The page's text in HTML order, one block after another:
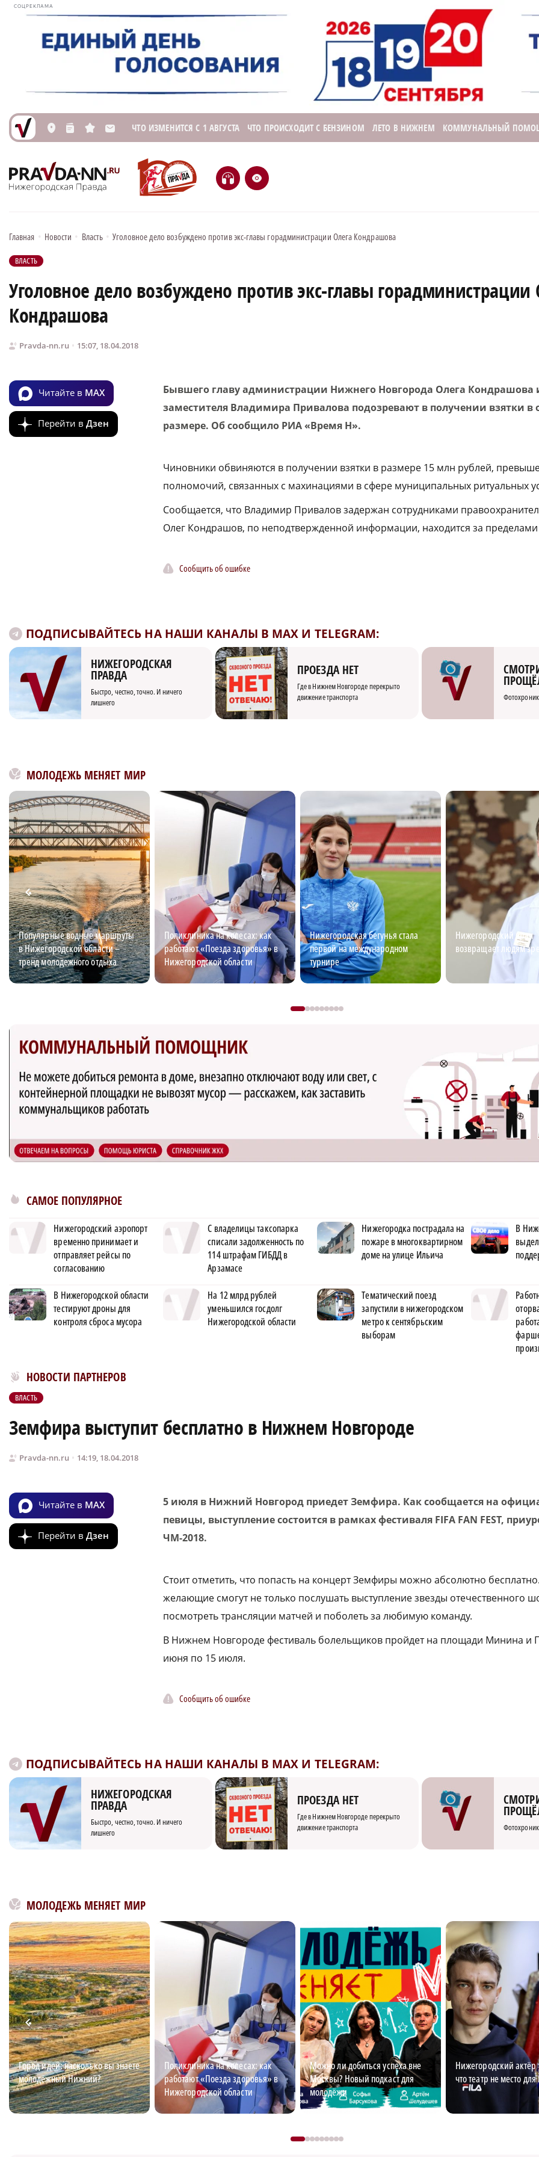
СОЦРЕКЛАМА
L n s M ЧТО ИЗМЕНИТСЯ С 1 АВГУСТА ЧТО ПРОИСХОДИТ С БЕНЗИНОМ ЛЕТО В НИЖНЕМ КОММУНАЛЬНЫЙ
H e
Главная • Новости • Власть • Уголовное дело возбуждено против экс-главы горадминистрации Олега Кондрашова
ВЛАСТЬ
Уголовное дело возбуждено против экс-главы горадминистрации
Кондрашова
Pravda-nn.ru 15:07, 18.04.2018
Читайте в MAX
Перейти в Дзен
Бывшего главу администрации Нижнего Новгорода Олега Кондрашова
заместителя Владимира Привалова подозревают в получении взятки в
размере. Об сообщило РИА «Время Н».
Чиновники обвиняются в получении взятки в размере 15 млн рублей,
полномочий, связанных с махинациями в сфере муниципальных ритуальных
Сообщается, что Владимир Привалов задержан сотрудниками
Олег Кондрашов, по неподтвержденной информации, находится за пределами
Сообщить об ошибке
ПОДПИСЫВАЙТЕСЬ НА НАШИ КАНАЛЫ В MAX И TELEGRAM:
НИЖЕГОРОДСКАЯ
ПРАВДА
Быстро, честно, точно. И ничего
лишнего
ПРОЕЗДА НЕТ
Где в Нижнем Новгороде перекрыто
движение транспорта
МОЛОДЕЖЬ МЕНЯЕТ МИР
Популярные водные маршруты
в Нижегородской области –
тренд молодежного отдыха
Поликлиника на колесах: как
работают «Поезда здоровья» в
Нижегородской области
Нижегородская бегунья стала
первой на международном
турнире
Нижегородский врач
возвращает людям
САМОЕ ПОПУЛЯРНОЕ
Нижегородский аэропорт
временно принимает и
отправляет рейсы по
согласованию
С владелицы таксопарка
списали задолженность по
114 штрафам ГИБДД в
Арзамасе
Нижегородка пострадала на
пожаре в многоквартирном
доме на улице Ильича
В
В Нижегородской области
тестируют дроны для
контроля сброса мусора
На 12 млрд рублей
уменьшился госдолг
Нижегородской области
Тематический поезд
запустили в нижегородском
метро к сентябрьским
выборам
НОВОСТИ ПАРТНЕРОВ
Новости МирТесен
ВЛАСТЬ
Земфира выступит бесплатно в Нижнем Новгороде
Pravda-nn.ru 14:19, 18.04.2018
Читайте в MAX
Перейти в Дзен
5 июля в Нижний Новгород приедет Земфира. Как сообщается на
певицы, выступление состоится в рамках фестиваля FIFA FAN FEST,
ЧМ-2018.
Стоит отметить, что попасть на концерт Земфиры можно абсолютно
желающие смогут не только послушать выступление звезды отечественного
посмотреть трансляции матчей и поболеть за любимую команду.
В Нижнем Новгороде фестиваль болельщиков пройдет на площади Минина и
июня по 15 июля.
Сообщить об ошибке
ПОДПИСЫВАЙТЕСЬ НА НАШИ КАНАЛЫ В MAX И TELEGRAM:
НИЖЕГОРОДСКАЯ
ПРАВДА
Быстро, честно, точно. И ничего
лишнего
ПРОЕЗДА НЕТ
Где в Нижнем Новгороде перекрыто
движение транспорта
МОЛОДЕЖЬ МЕНЯЕТ МИР
Город идей: насколько вы знаете
молодёжный Нижний?
Поликлиника на колесах: как
работают «Поезда здоровья» в
Нижегородской области
Можно ли добиться успеха вне
Москвы? Новый подкаст для
молодёжи
Нижегородский актёр
что театр не место